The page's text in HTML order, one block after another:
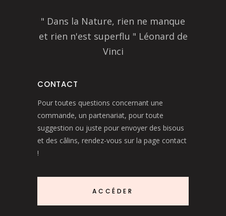
" Dans la Nature, rien ne manque
et rien n'est superflu " Léonard de
Vinci
CONTACT
Pour toutes questions concernant une
commande, un partenariat, pour toute
suggestion ou juste pour envoyer des bisous
et des câlins, rendez-vous sur la page contact
!
ACCÉDER